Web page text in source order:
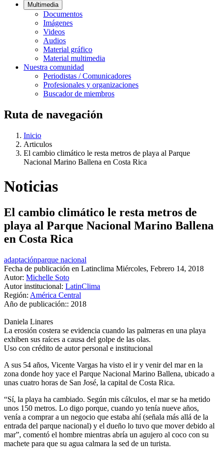
Multimedia
Documentos
Imágenes
Videos
Audios
Material gráfico
Material multimedia
Nuestra comunidad
Periodistas / Comunicadores
Profesionales y organizaciones
Buscador de miembros
Ruta de navegación
Inicio
Articulos
El cambio climático le resta metros de playa al Parque
Nacional Marino Ballena en Costa Rica
Noticias
El cambio climático le resta metros de
playa al Parque Nacional Marino Ballena
en Costa Rica
adaptaciónparque nacional
Fecha de publicación en Latinclima Miércoles, Febrero 14, 2018
Autor: Michelle Soto
Autor institucional: LatinClima
Región: América Central
Año de publicación:: 2018
Daniela Linares
La erosión costera se evidencia cuando las palmeras en una playa
exhiben sus raíces a causa del golpe de las olas.
Uso con crédito de autor personal e institucional
A sus 54 años, Vicente Vargas ha visto el ir y venir del mar en la
zona donde hoy yace el Parque Nacional Marino Ballena, ubicado a
unas cuatro horas de San José, la capital de Costa Rica.
“Sí, la playa ha cambiado. Según mis cálculos, el mar se ha metido
unos 150 metros. Lo digo porque, cuando yo tenía nueve años,
venía a comprar a un negocio que estaba ahí (señala más allá de la
entrada del parque nacional) y el dueño lo tuvo que mover debido al
mar”, comentó el hombre mientras abría un agujero al coco con su
machete para que su agua calmara la sed de un turista.